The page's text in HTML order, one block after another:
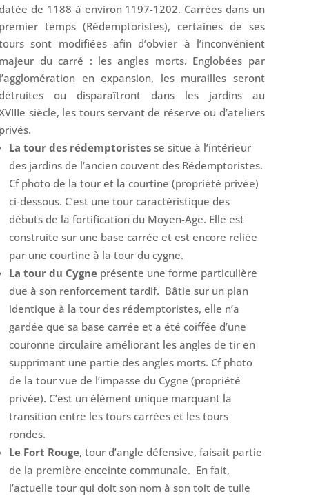
de 1188 à environ 1197-1202. Carrées dans un
temps (Rédemptoristes), certaines de ses
sont modifiées afin d’obvier à l’inconvénient
du carré : les angles morts. Englobées par
en expansion, les murailles seront
ou disparaîtront dans les jardins au
siècle, les tours servant de réserve ou d’ateliers
La tour des rédemptoristes se situe à l’intérieur
des jardins de l’ancien couvent des Rédemptoristes.
Cf photo de la tour et la courtine (propriété privée)
ci-dessous. C’est une tour caractéristique des
débuts de la fortification du Moyen-Age. Elle est
construite sur une base carrée et est encore reliée
par une courtine à la tour du cygne.
La tour du Cygne présente une forme particulière
due à son renforcement tardif. Bâtie sur un plan
identique à la tour des rédemptoristes, elle n’a
gardée que sa base carrée et a été coiffée d’une
couronne circulaire améliorant les angles de tir en
supprimant une partie des angles morts. Cf photo
de la tour vue de l’impasse du Cygne (propriété
privée). C’est un élément unique marquant la
transition entre les tours carrées et les tours
rondes.
Le Fort Rouge, tour d’angle défensive, faisait partie
de la première enceinte communale. En fait,
l’actuelle tour qui doit son nom à son toit de tuile